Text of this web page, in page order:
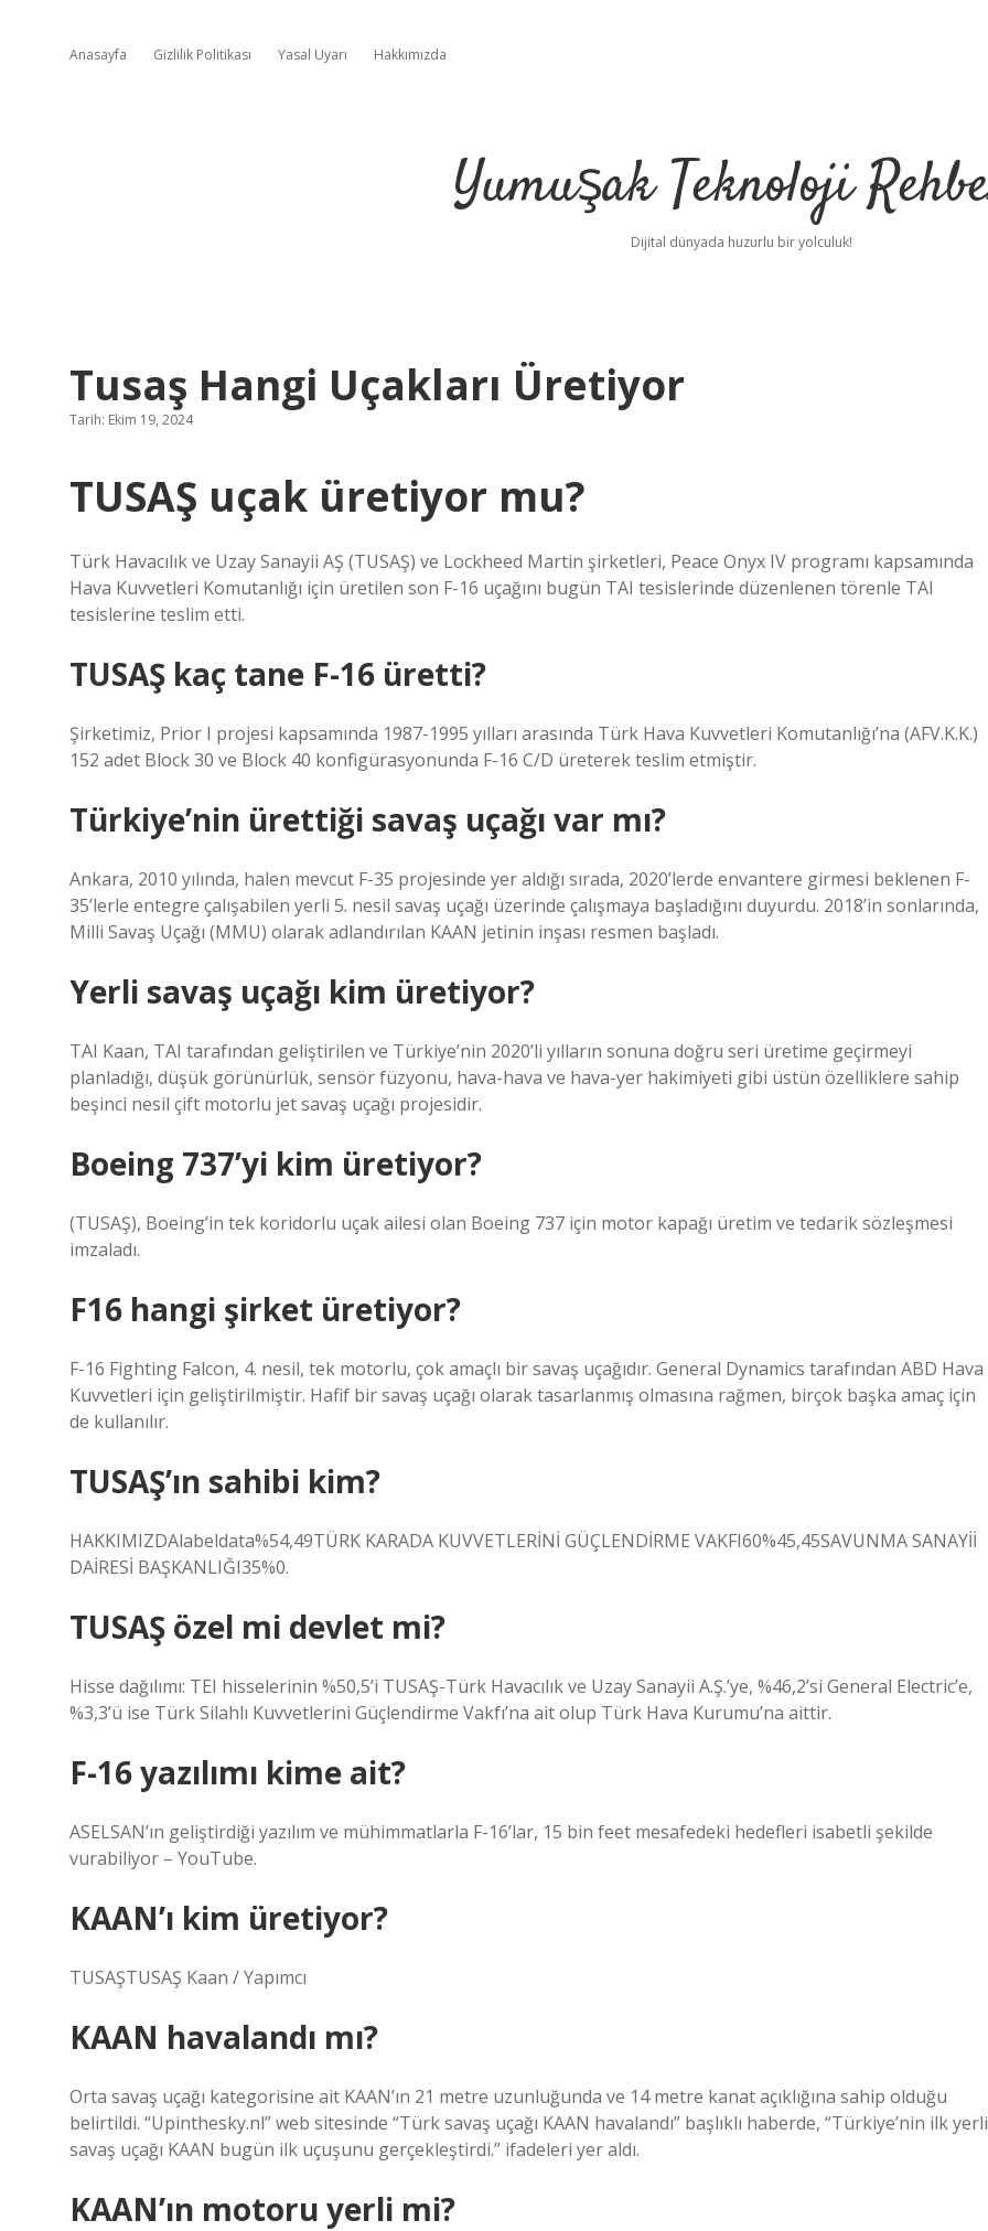
Anasayfa Gizlilik Politikası Yasal Uyarı Hakkımızda
Yumuşak Teknoloji
Dijital dünyada huzurlu bir yolculuk!
Tusaş Hangi Uçakları Üretiyor
Tarih: Ekim 19, 2024
TUSAŞ uçak üretiyor mu?
Türk Havacılık ve Uzay Sanayii AŞ (TUSAŞ) ve Lockheed Martin şirketleri, Peace Onyx IV programı kapsamında
Hava Kuvvetleri Komutanlığı için üretilen son F-16 uçağını bugün TAI tesislerinde düzenlenen törenle TAI
tesislerine teslim etti.
TUSAŞ kaç tane F-16 üretti?
Şirketimiz, Prior I projesi kapsamında 1987-1995 yılları arasında Türk Hava Kuvvetleri Komutanlığı’na (AFV.K.K.)
152 adet Block 30 ve Block 40 konfigürasyonunda F-16 C/D üreterek teslim etmiştir.
Türkiye’nin ürettiği savaş uçağı var mı?
Ankara, 2010 yılında, halen mevcut F-35 projesinde yer aldığı sırada, 2020’lerde envantere girmesi beklenen F-
35’lerle entegre çalışabilen yerli 5. nesil savaş uçağı üzerinde çalışmaya başladığını duyurdu. 2018’in sonlarında,
Milli Savaş Uçağı (MMU) olarak adlandırılan KAAN jetinin inşası resmen başladı.
Yerli savaş uçağı kim üretiyor?
TAI Kaan, TAI tarafından geliştirilen ve Türkiye’nin 2020’li yılların sonuna doğru seri üretime geçirmeyi
planladığı, düşük görünürlük, sensör füzyonu, hava-hava ve hava-yer hakimiyeti gibi üstün özelliklere sahip
beşinci nesil çift motorlu jet savaş uçağı projesidir.
Boeing 737’yi kim üretiyor?
(TUSAŞ), Boeing’in tek koridorlu uçak ailesi olan Boeing 737 için motor kapağı üretim ve tedarik sözleşmesi
imzaladı.
F16 hangi şirket üretiyor?
F-16 Fighting Falcon, 4. nesil, tek motorlu, çok amaçlı bir savaş uçağıdır. General Dynamics tarafından ABD Hava
Kuvvetleri için geliştirilmiştir. Hafif bir savaş uçağı olarak tasarlanmış olmasına rağmen, birçok başka amaç için
de kullanılır.
TUSAŞ’ın sahibi kim?
HAKKIMIZDAlabeldata%54,49TÜRK KARADA KUVVETLERİNİ GÜÇLENDİRME VAKFI60%45,45SAVUNMA SANAYİİ
DAİRESİ BAŞKANLIĞI35%0.
TUSAŞ özel mi devlet mi?
Hisse dağılımı: TEI hisselerinin %50,5’i TUSAŞ-Türk Havacılık ve Uzay Sanayii A.Ş.’ye, %46,2’si General Electric’e,
%3,3’ü ise Türk Silahlı Kuvvetlerini Güçlendirme Vakfı’na ait olup Türk Hava Kurumu’na aittir.
F-16 yazılımı kime ait?
ASELSAN’ın geliştirdiği yazılım ve mühimmatlarla F-16’lar, 15 bin feet mesafedeki hedefleri isabetli şekilde
vurabiliyor – YouTube.
KAAN’ı kim üretiyor?
TUSAŞTUSAŞ Kaan / Yapımcı
KAAN havalandı mı?
Orta savaş uçağı kategorisine ait KAAN’ın 21 metre uzunluğunda ve 14 metre kanat açıklığına sahip olduğu
belirtildi. “Upinthesky.nl” web sitesinde “Türk savaş uçağı KAAN havalandı” başlıklı haberde, “Türkiye’nin ilk yerli
savaş uçağı KAAN bugün ilk uçuşunu gerçekleştirdi.” ifadeleri yer aldı.
KAAN’ın motoru yerli mi?